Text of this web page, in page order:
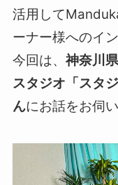
活用して
ーナー様へのイ
今回は、神奈川
スタジオ 「スタ
んにお話をお伺